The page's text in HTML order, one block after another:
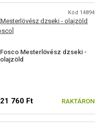
Kód 14894
Fosco Mesterlövész dzseki -
olajzöld
21 760 Ft RAKTÁRON